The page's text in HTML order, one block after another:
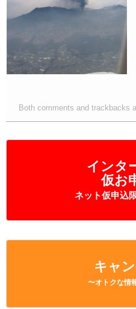
インタ
仮お
ネット仮申込
キャ
〜オトクな情
Both comments and trackbacks